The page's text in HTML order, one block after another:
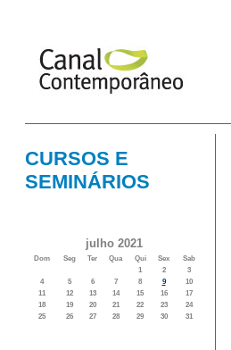
CURSOS E
SEMINÁRIOS
julho 2021
Dom Seg Ter Qua Qui Sex
Sab
1
2
3
4
5 6 7 8 9
10
11
12 13 14 15 16
17
18
19 20 21 22 23
24
25
26 27 28 29 30 31